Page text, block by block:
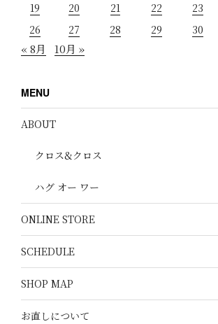
19
20 21 22 23
26
27 28 29 30
« 8月 10月 »
MENU
ABOUT
クロス&クロス
ハグ オー ワー
ONLINE STORE
SCHEDULE
SHOP MAP
お直しについて